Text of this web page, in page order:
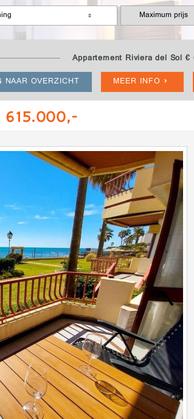
Appartement Riviera del Sol
NAAR OVERZICHT
MEER INFO
615.000,-